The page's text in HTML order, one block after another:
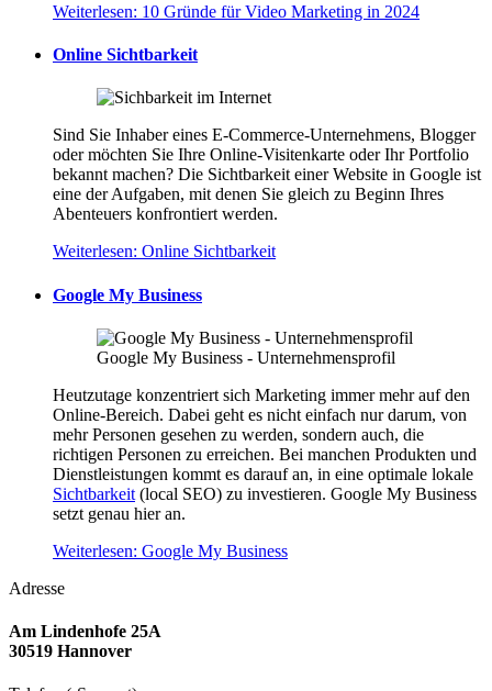
Weiterlesen: 10 Gründe für Video Marketing in 2024
Online Sichtbarkeit
Sind Sie Inhaber eines E-Commerce-Unternehmens, Blogger
oder möchten Sie Ihre Online-Visitenkarte oder Ihr Portfolio
bekannt machen? Die Sichtbarkeit einer Website in Google ist
eine der Aufgaben, mit denen Sie gleich zu Beginn Ihres
Abenteuers konfrontiert werden.
Weiterlesen: Online Sichtbarkeit
Google My Business
Google My Business - Unternehmensprofil
Heutzutage konzentriert sich Marketing immer mehr auf den
Online-Bereich. Dabei geht es nicht einfach nur darum, von
mehr Personen gesehen zu werden, sondern auch, die
richtigen Personen zu erreichen. Bei manchen Produkten und
Dienstleistungen kommt es darauf an, in eine optimale lokale
Sichtbarkeit (local SEO) zu investieren. Google My Business
setzt genau hier an.
Weiterlesen: Google My Business
Adresse
Am Lindenhofe 25A
30519 Hannover